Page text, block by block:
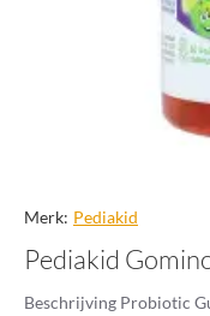
Merk: Pediakid
Beschrijving Probiotic